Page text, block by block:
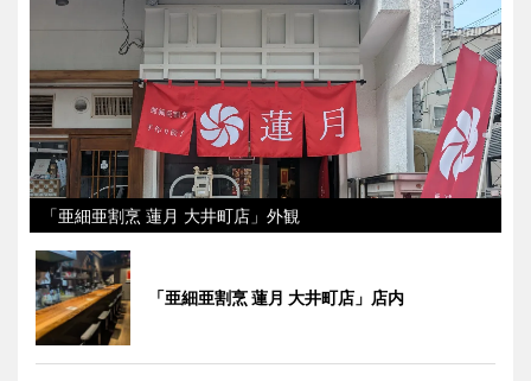
「亜細亜割烹 蓮月 大井町店」外観
「亜細亜割烹 蓮月 大井町店」店内